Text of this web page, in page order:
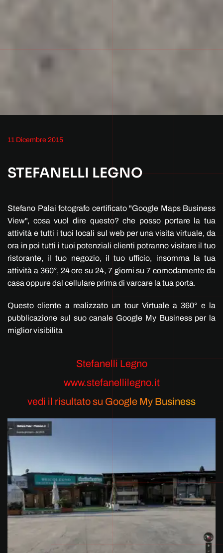
11 Dicembre 2015
STEFANELLI LEGNO
Stefano Palai fotografo certificato "Google Maps Business
View", cosa vuol dire questo? che posso portare la tua
attività e tutti i tuoi locali sul web per una visita virtuale, da
ora in poi tutti i tuoi potenziali clienti potranno visitare il tuo
ristorante, il tuo negozio, il tuo ufficio, insomma la tua
attività a 360°, 24 ore su 24, 7 giorni su 7 comodamente da
casa oppure dal cellulare prima di varcare la tua porta.
Questo cliente a realizzato un tour Virtuale a 360° e la
pubblicazione sul suo canale Google My Business per la
miglior visibilita
Stefanelli Legno
www.stefanellilegno.it
vedi il risultato su Google My Business